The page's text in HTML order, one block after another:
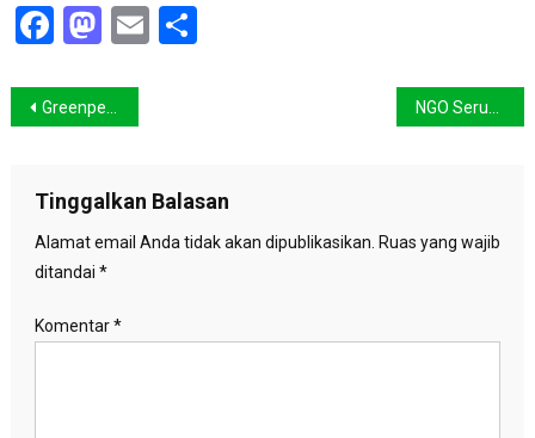
Facebook
Mastodon
EmailShare
Navigasi
Greenpeace: 33 Merchandise Piala Dunia Mengandung Toksik
Tinggalkan Balasan
Alamat email Anda tidak akan dipublikasikan. Ruas yang wajib
ditandai *
Komentar*